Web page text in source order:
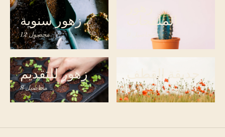
زهور سنوية
12 محصول
الملقحات
زهور للتقديم
8 محاصيل
حديقة القطف
14 محصول